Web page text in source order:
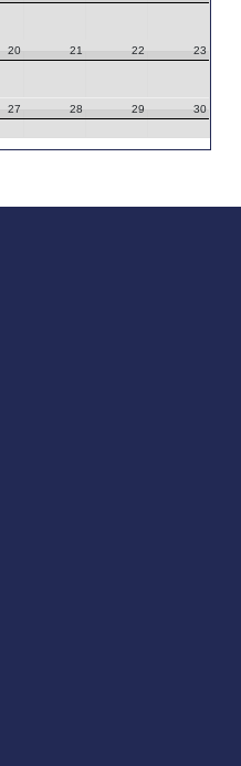
20 21 22 23
27 28 29 30